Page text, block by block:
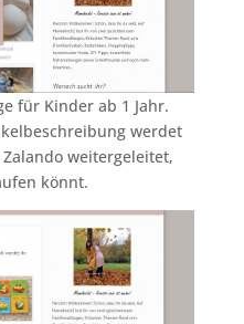
für Kinder ab 1 Jahr.
werdet
weitergeleitet,
könnt.